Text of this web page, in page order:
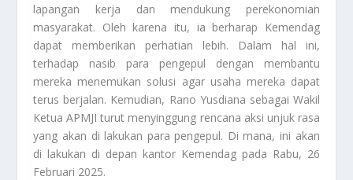
lapangan kerja dan mendukung perekonomian
masyarakat. Oleh karena itu, ia berharap Kemendag
dapat memberikan perhatian lebih. Dalam hal ini,
terhadap nasib para pengepul dengan membantu
mereka menemukan solusi agar usaha mereka dapat
terus berjalan. Kemudian, Rano Yusdiana sebagai Wakil
Ketua APMJI turut menyinggung rencana aksi unjuk rasa
yang akan di lakukan para pengepul. Di mana, ini akan
di lakukan di depan kantor Kemendag pada Rabu, 26
Februari 2025.